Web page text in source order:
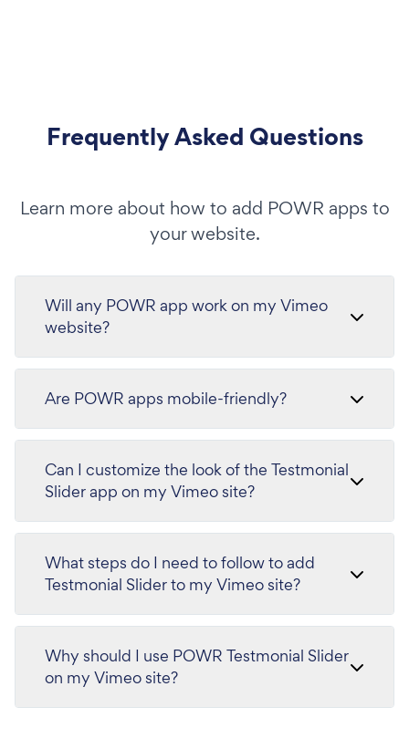
Frequently Asked Questions
Learn more about how to add POWR apps to
your website.
Will any POWR app work on my Vimeo
website?
Are POWR apps mobile-friendly?
Can I customize the look of the Testmonial
Slider app on my Vimeo site?
What steps do I need to follow to add
Testmonial Slider to my Vimeo site?
Why should I use POWR Testmonial Slider
on my Vimeo site?